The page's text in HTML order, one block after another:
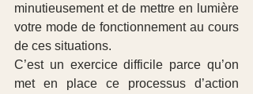
minutieusement et de mettre en lumière
votre mode de fonctionnement au cours
de ces situations.
C’est un exercice difficile parce qu’on
met en place ce processus d’action